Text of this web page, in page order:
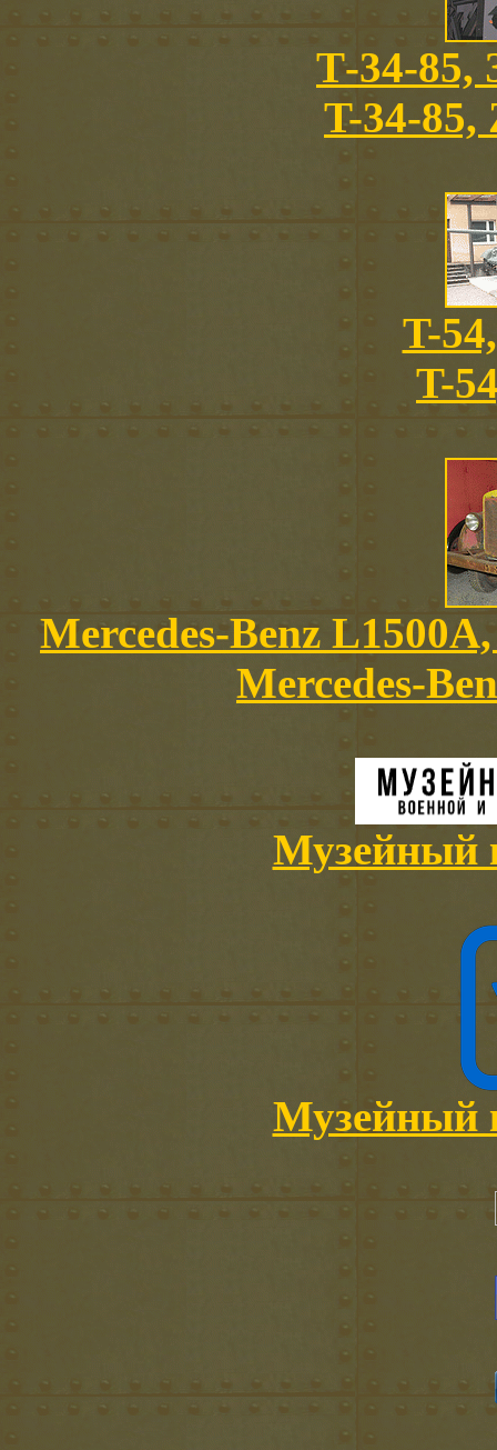
Т-34-85,
T-34-85,
T-
T-
Mercedes-Benz
Mercedes-
Музейный
Музейный